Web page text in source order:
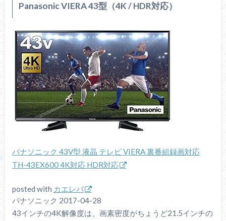
Panasonic VIERA 43型（4K / HDR対応）
パナソニック 43V型 液晶 テレビ VIERA 裏番組録画対応
TH-43EX600 4K対応 HDR対応
posted with カエレバ
パナソニック 2017-04-28
43インチの4K解像度は、画素密度がちょうど21.5インチの